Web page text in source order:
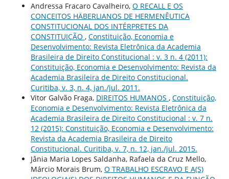
Andressa Fracaro Cavalheiro, O RECALL E OS
CONCEITOS HÄBERLIANOS DE HERMENÊUTICA
CONSTITUCIONAL DOS INTÉRPRETES DA
CONSTITUIÇÃO , Constituição, Economia e
Desenvolvimento: Revista Eletrônica da Academia
Brasileira de Direito Constitucional : v. 3 n. 4 (2011):
Constituição, Economia e Desenvolvimento: Revista da
Academia Brasileira de Direito Constitucional.
Curitiba, v. 3, n. 4, jan./jul. 2011.
Vitor Galvão Fraga, DIREITOS HUMANOS , Constituição,
Economia e Desenvolvimento: Revista Eletrônica da
Academia Brasileira de Direito Constitucional : v. 7 n.
12 (2015): Constituição, Economia e Desenvolvimento:
Revista da Academia Brasileira de Direito
Constitucional. Curitiba, v. 7, n. 12, jan./jul. 2015.
Jânia Maria Lopes Saldanha, Rafaela da Cruz Mello,
Márcio Morais Brum, O TRABALHO ESCRAVO E A(S)